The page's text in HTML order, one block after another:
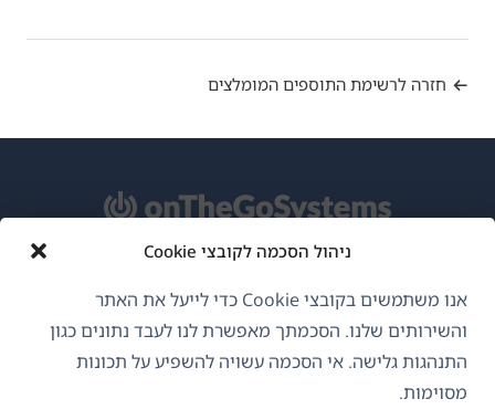
ניהול הסכמה לקובצי Cookie
אנו משתמשים בקובצי Cookie כדי לייעל את האתר
והשירותים שלנו. הסכמתך מאפשרת לנו לעבד נתונים כגון
התנהגות גלישה. אי הסכמה עשויה להשפיע על תכונות
מסוימות.
חזרה לרשימת התוספים המומלצים
GDPR ומדיניות פרטיות
הצטרף לצוות שלנו(נפתח